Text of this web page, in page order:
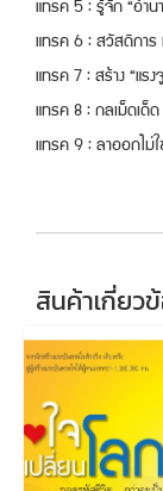
แทรค 5 : รู้จัก “อำ
แทรค 6 : สวัสดิกา
แทรค 7 : สร้าง “แร
แทรค 8 : กลเม็ดเด็
แทรค 9 : ลาออกไ
สินค้าเกี่ยว